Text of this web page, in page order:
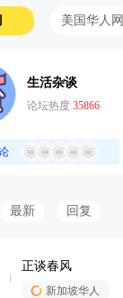
美国华人网
生活杂谈
论坛热度 35866
最新 回复
正谈春风
新加坡华人